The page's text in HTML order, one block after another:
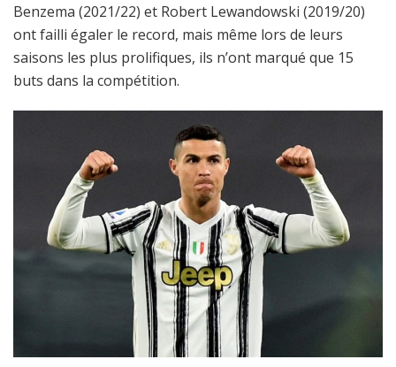
Benzema (2021/22) et Robert Lewandowski (2019/20)
ont failli égaler le record, mais même lors de leurs
saisons les plus prolifiques, ils n’ont marqué que 15
buts dans la compétition.